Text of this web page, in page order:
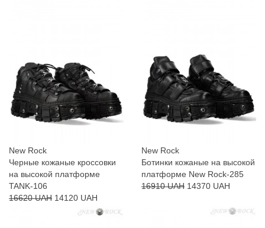
New Rock
Черные кожаные кроссовки
на высокой платформе
TANK-106
16620 UAH 14120 UAH
New Rock
Ботинки кожаные на высокой
платформе New Rock-285
16910 UAH 14370 UAH